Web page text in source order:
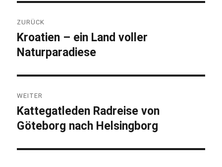
ZURÜCK
Vorheriger
Beitrag:
Kroatien – ein Land voller
Naturparadiese
WEITER
Nächster
Beitrag:
Kattegatleden Radreise von
Göteborg nach Helsingborg